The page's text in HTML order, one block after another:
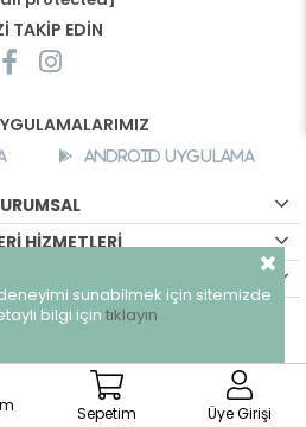
TAKİP EDİN
Android Uygulama
HİZMETLERİ
- Tüm hakları saklıdır.
Sepetim Üye Girişi
sunabilmek için sitemizde
bilgi için tıklayın